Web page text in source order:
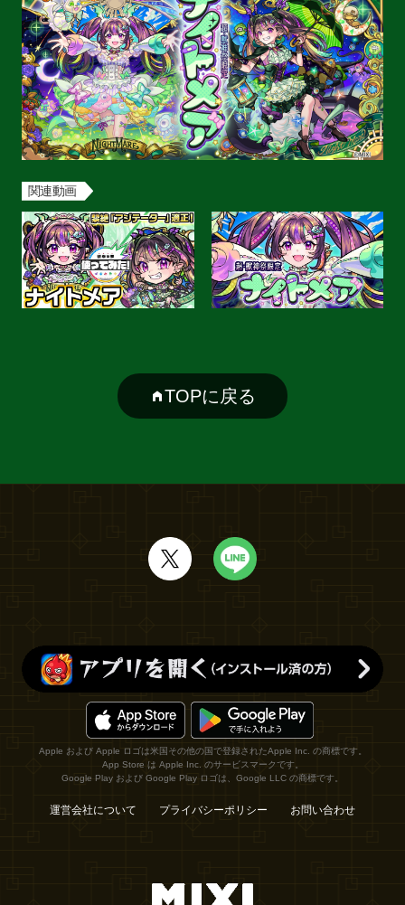
関連動画
TOPに戻る
Apple および Apple ロゴは米国その他の国で登録されたApple Inc. の商標です。
App Store は Apple Inc. のサービスマークです。
Google Play および Google Play ロゴは、Google LLC の商標です。
運営会社について プライバシーポリシー お問い合わせ